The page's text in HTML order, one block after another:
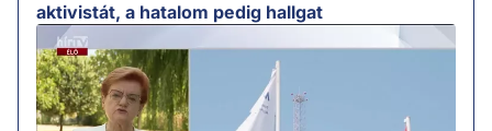
aktivistát, a hatalom pedig hallgat